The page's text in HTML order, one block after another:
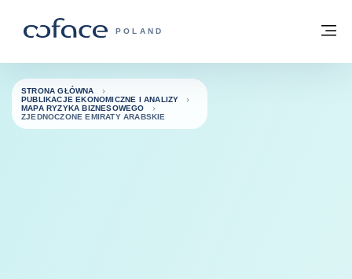
COFACE FOR TRADE - STRONA
POLAND
Powrót do strony głównej
STRONA GŁÓWNA
PUBLIKACJE EKONOMICZNE I ANALIZY
MAPA RYZYKA BIZNESOWEGO
ZJEDNOCZONE EMIRATY ARABSKIE